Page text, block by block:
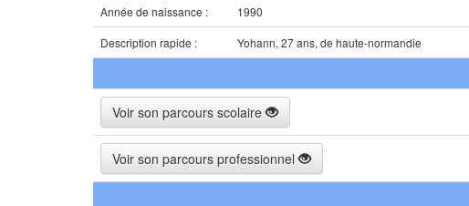
Année de naissance :
1990
Description rapide :
Yohann, 27 ans, de haute-normandie
Voir son parcours scolaire
Voir son parcours professionnel